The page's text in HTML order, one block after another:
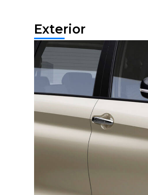
Exterior